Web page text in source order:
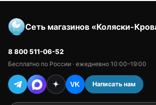
Сеть магазинов «Коляски-
8 800 511-06-52
Бесплатно по России · ежедневно 10:00–19:00
VK Написать нам